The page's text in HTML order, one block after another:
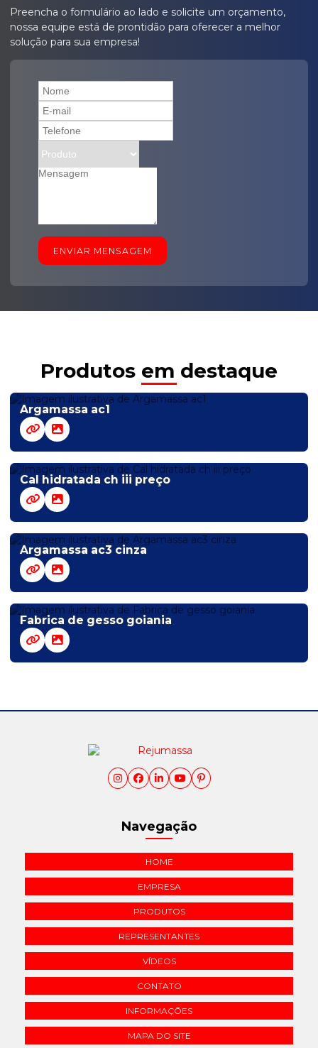
Preencha o formulário ao lado e solicite um orçamento,
nossa equipe está de prontidão para oferecer a melhor
solução para sua empresa!
ENVIAR MENSAGEM
Produtos em destaque
Argamassa ac1
Cal hidratada ch iii preço
Argamassa ac3 cinza
Fabrica de gesso goiania
Navegação
HOME
EMPRESA
PRODUTOS
REPRESENTANTES
VÍDEOS
CONTATO
INFORMAÇÕES
MAPA DO SITE